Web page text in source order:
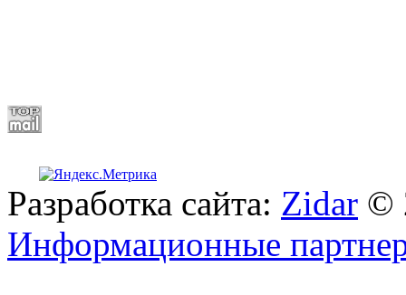
Разработка сайта: Zidar ©
Информационные